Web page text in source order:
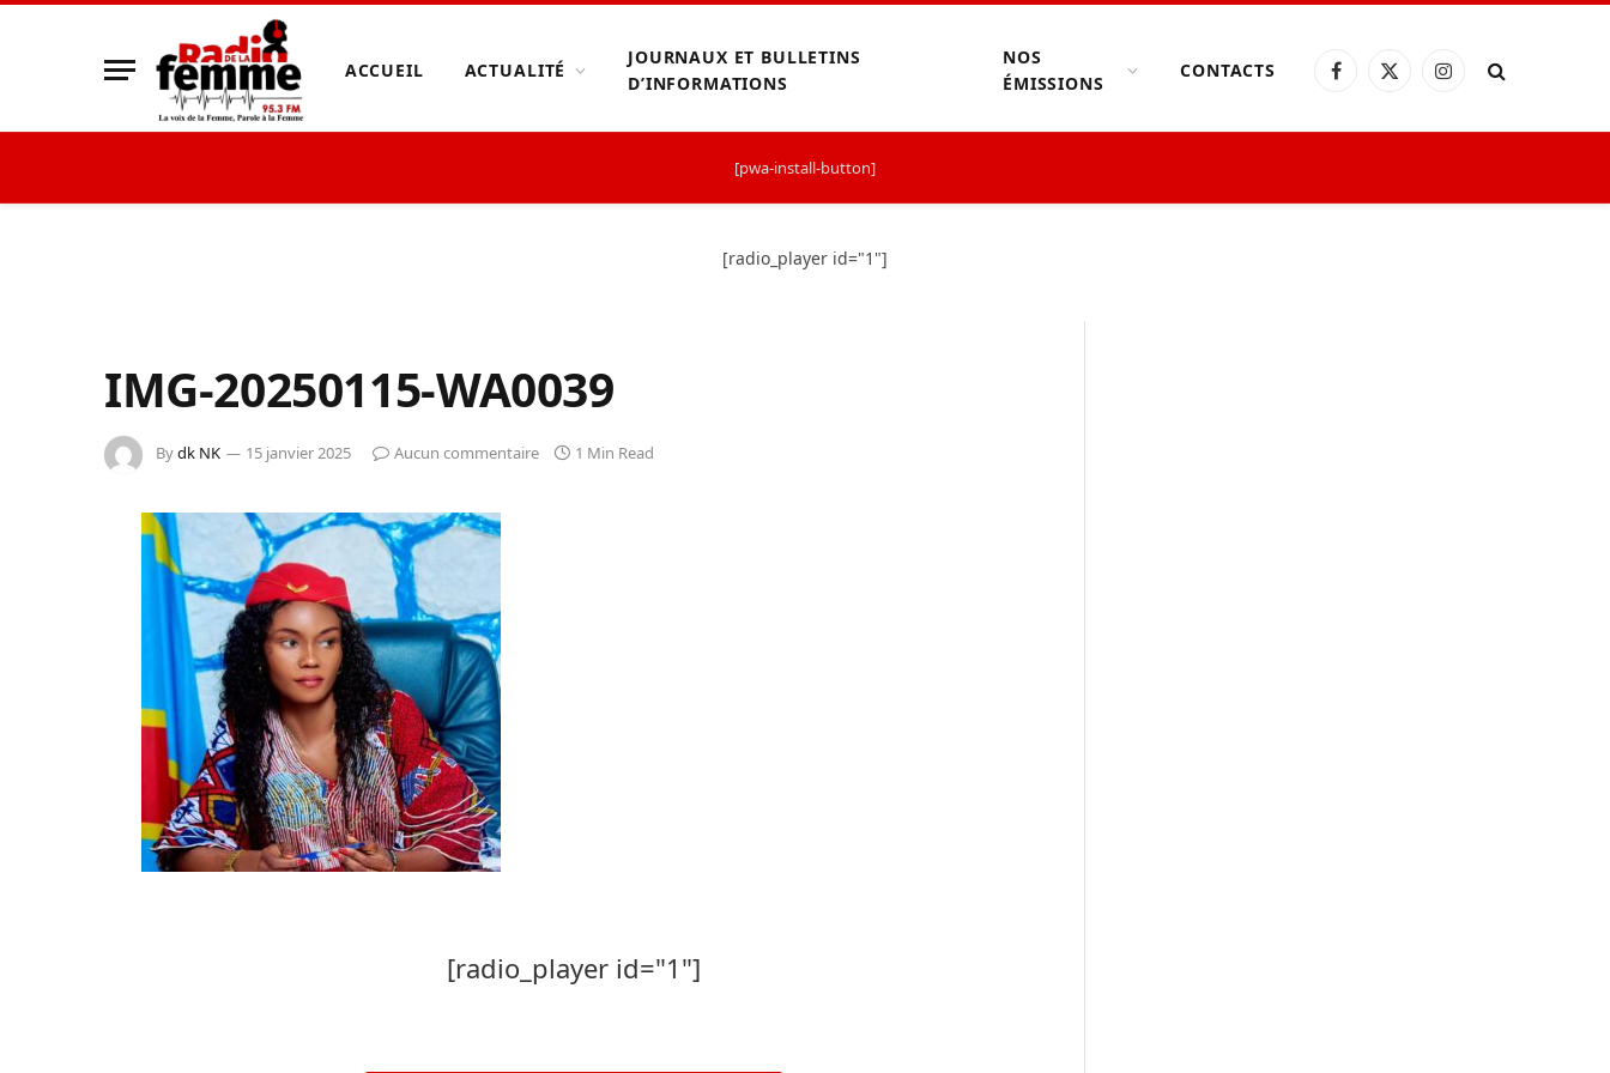
ACCUEIL ACTUALITÉ
JOURNAUX ET BULLETINS
D’INFORMATIONS
NOS
ÉMISSIONS
CONTACTS Facebook
X
Instagram
[pwa-install-button]
[radio_player id="1"]
IMG-20250115-WA0039
Bydk NK 15 janvier 2025 Aucun commentaire 1 Min Read
[radio_player id="1"]